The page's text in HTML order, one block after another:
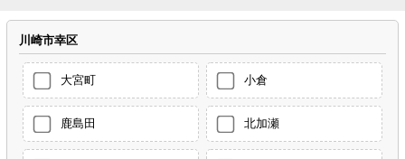
川崎市幸区
大宮町 小倉
鹿島田 北加瀬